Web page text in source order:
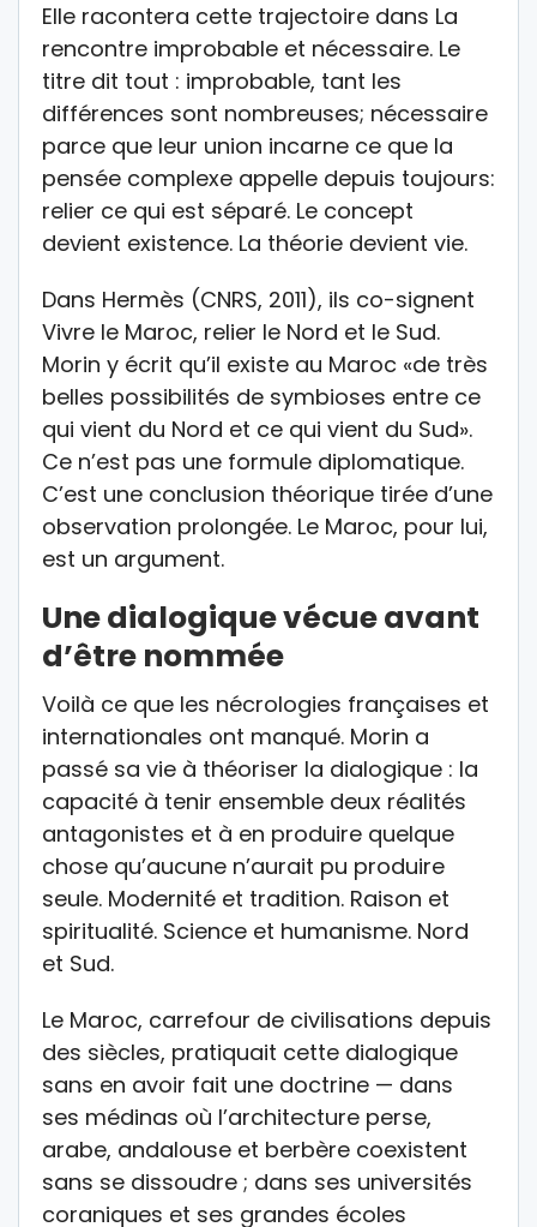
Elle racontera cette trajectoire dans La
rencontre improbable et nécessaire. Le
titre dit tout : improbable, tant les
différences sont nombreuses; nécessaire
parce que leur union incarne ce que la
pensée complexe appelle depuis toujours:
relier ce qui est séparé. Le concept
devient existence. La théorie devient vie.
Dans Hermès (CNRS, 2011), ils co-signent
Vivre le Maroc, relier le Nord et le Sud.
Morin y écrit qu’il existe au Maroc «de très
belles possibilités de symbioses entre ce
qui vient du Nord et ce qui vient du Sud».
Ce n’est pas une formule diplomatique.
C’est une conclusion théorique tirée d’une
observation prolongée. Le Maroc, pour lui,
est un argument.
Une dialogique vécue avant
d’être nommée
Voilà ce que les nécrologies françaises et
internationales ont manqué. Morin a
passé sa vie à théoriser la dialogique : la
capacité à tenir ensemble deux réalités
antagonistes et à en produire quelque
chose qu’aucune n’aurait pu produire
seule. Modernité et tradition. Raison et
spiritualité. Science et humanisme. Nord
et Sud.
Le Maroc, carrefour de civilisations depuis
des siècles, pratiquait cette dialogique
sans en avoir fait une doctrine — dans
ses médinas où l’architecture perse,
arabe, andalouse et berbère coexistent
sans se dissoudre ; dans ses universités
coraniques et ses grandes écoles